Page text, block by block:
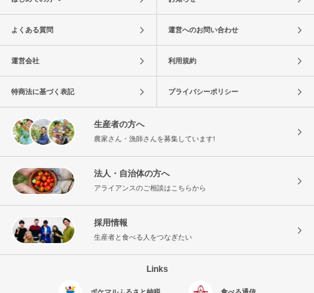
よくある質問 運営へのお問い合わせ
運営会社 利用規約
特商法に基づく表記 プライバシーポリシー
生産者の方へ
農家さん・漁師さんを募集しています!
法人・自治体の方へ
アライアンスのご相談はこちらから
採用情報
生産者と食べる人をつなぎたい
Links